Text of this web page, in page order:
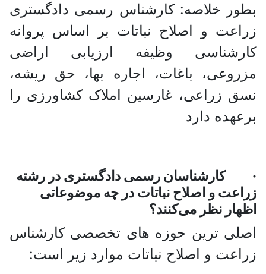
خلاصه: کارشناس رسمی دادگستری
و اصلاح نباتات بر اساس پروانه
وظیفه ارزیابی اراضی
باغات، اجاره بها، حق ریشه،
زراعی، غارسین املاک کشاورزی را
دارد
رسمی دادگستری در رشته
و اصلاح نباتات در چه موضوعاتی
نظر می‌کنند؟
ترین حوزه های تخصصی کارشناس
و اصلاح نباتات موارد زیر است: